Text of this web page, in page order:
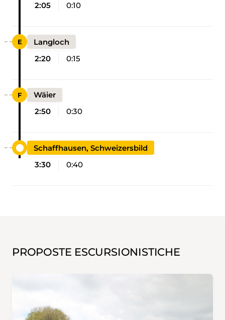
2:05
0:10
Langloch
2:20
0:15
Wäier
2:50
0:30
Schaffhausen, Schweizersbild
3:30
0:40
PROPOSTE ESCURSIONISTICHE